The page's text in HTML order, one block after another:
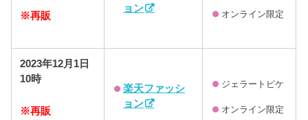
※再販
ョン
オンライン限定
2023年12月1日
10時
※再販
楽天ファッシ
ョン
ジェラートピケ
オンライン限定